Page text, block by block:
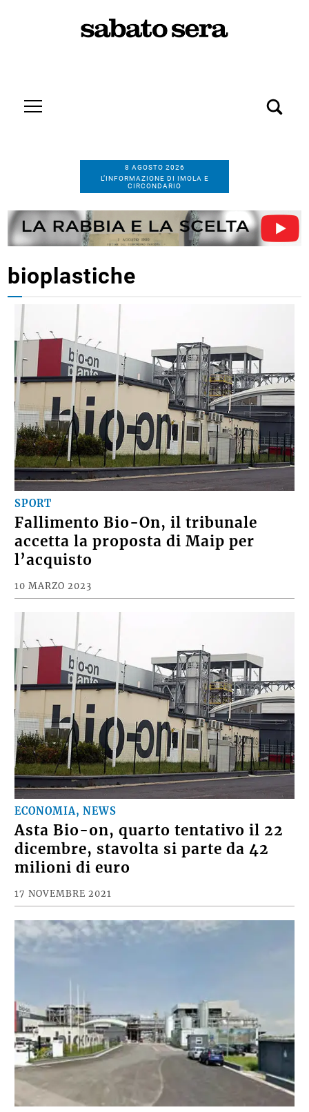
8 AGOSTO 2026
L’INFORMAZIONE DI IMOLA E
CIRCONDARIO
bioplastiche
SPORT
Fallimento Bio-On, il tribunale
accetta la proposta di Maip per
l’acquisto
10 MARZO 2023
ECONOMIA, NEWS
Asta Bio-on, quarto tentativo il 22
dicembre, stavolta si parte da 42
milioni di euro
17 NOVEMBRE 2021